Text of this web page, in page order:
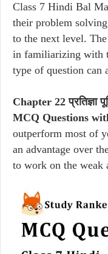
Class 7 Hindi Bal
their problem
to the next level.
in familiarizing with
type of question can
Chapter 22
MCQ Questions
outperform most of
an advantage over
to work on the weak